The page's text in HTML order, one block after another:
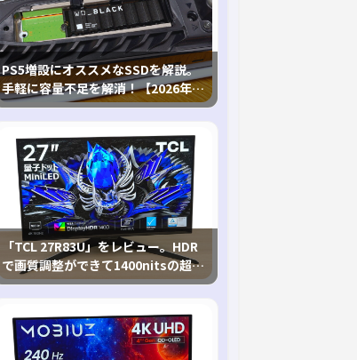
PS5増設にオススメなSSDを解説。
手軽に容量不足を解消！【2026年最
新、PS5 Proにも対応】
「TCL 27R83U」をレビュー。HDR
で画質調整ができて1400nitsの超高
輝度も発揮！